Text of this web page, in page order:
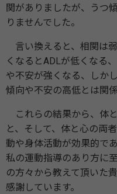
関がありましたが、うつ
りませんでした。
言い換えると、相関は
くなるとADLが低くなる
や不安が強くなる、しか
傾向や不安の高低とは関
これらの結果から、体
と、そして、体と心の両
動や身体活動が効果的で
私の運動指導のあり方に
の方々から教えて頂いた
感謝しています。